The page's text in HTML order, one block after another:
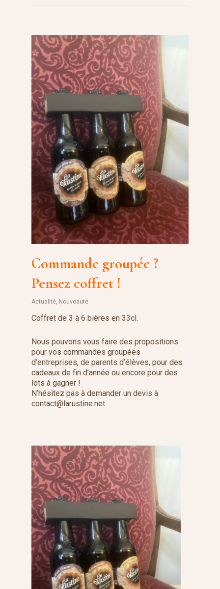
Commande groupée ?
Pensez coffret !
Actualité, Nouveauté
Coffret de 3 à 6 bières en 33cl.
Nous pouvons vous faire des propositions
pour vos commandes groupées
d’entreprises, de parents d’élèves, pour des
cadeaux de fin d’année ou encore pour des
lots à gagner !
N’hésitez pas à demander un devis à
contact@larustine.net